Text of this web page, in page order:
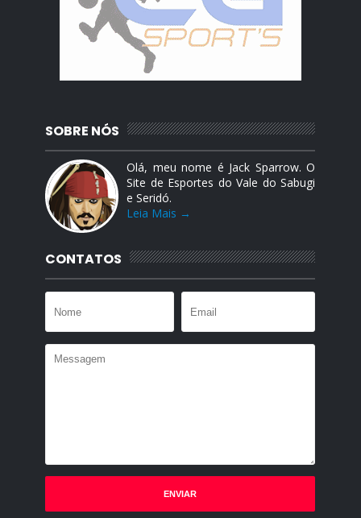
SOBRE NÓS
Olá, meu nome é Jack Sparrow. O
Site de Esportes do Vale do Sabugi
e Seridó.
Leia Mais →
CONTATOS